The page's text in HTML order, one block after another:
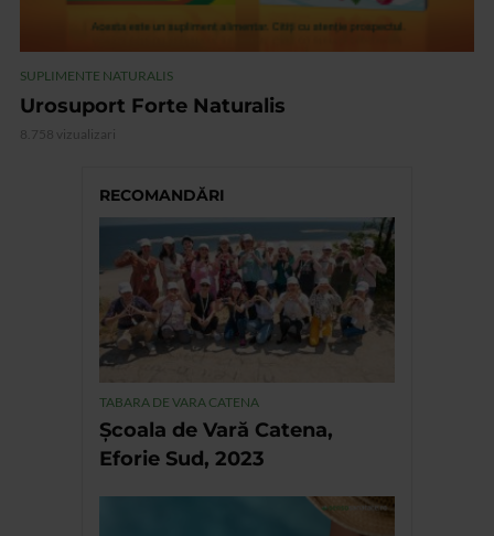
SUPLIMENTE NATURALIS
Urosuport Forte Naturalis
8.758 vizualizari
RECOMANDĂRI
TABARA DE VARA CATENA
Școala de Vară Catena,
Eforie Sud, 2023